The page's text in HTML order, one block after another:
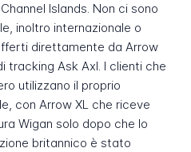
Islands. Non ci sono
inoltro internazionale o
direttamente da Arrow
tracking Ask Axl. I clienti che
utilizzano il proprio
con Arrow XL che riceve
Wigan solo dopo che lo
britannico è stato